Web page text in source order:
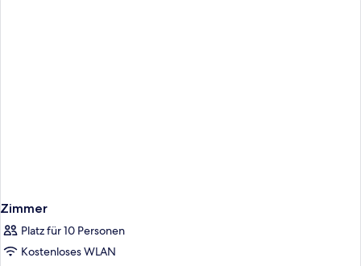
Zimmer
Platz für 10 Personen
Kostenloses WLAN